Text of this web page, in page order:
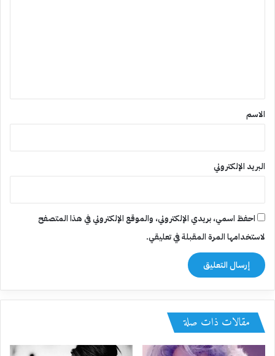
*
الاسم
البريد الإلكتروني
احفظ اسمي، بريدي الإلكتروني، والموقع الإلكتروني في هذا المتصفح
لاستخدامها المرة المقبلة في تعليقي.
مقالات ذات صلة